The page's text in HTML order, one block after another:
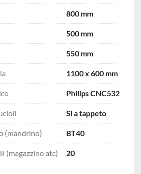
800 mm
500 mm
550 mm
1100 x 600 mm
Philips CNC532
Si a tappeto
(mandrino) BT40
(magazzino atc) 20